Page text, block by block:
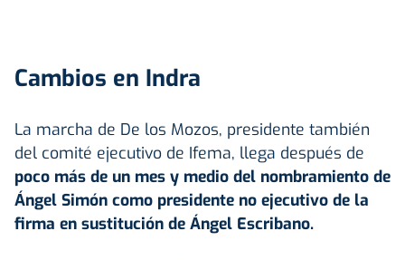
Cambios en Indra
La marcha de De los Mozos, presidente también
del comité ejecutivo de Ifema, llega después de
poco más de un mes y medio del nombramiento de
Ángel Simón como presidente no ejecutivo de la
firma en sustitución de Ángel Escribano.